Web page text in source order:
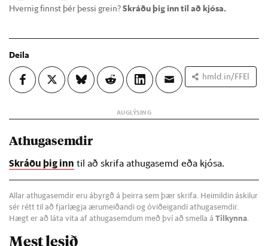
Hvernig finnst þér þessi grein?Skráðu þig inn til að kjósa.
Deila
hmld.in/FFEl
Athugasemdir
Skráðu þig inn til að skrifa athugasemd eða kjósa.
Allar athugasemdir eru ábyrgð á þeirra sem þær skrifa. Heimildin áskilur
sér rétt til að fjarlægja ærumeiðandi og óviðeigandi athugasemdir.
Hægt er að láta vita af athugasemdum með því að smella á Tilkynna
Mest lesið